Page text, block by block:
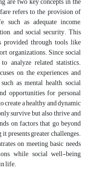
refers to the provision of
such as adequate income,
and social security. This
provided through tools like
organizations. Since social
analyze related statistics.
on the experiences and
as mental health, social
opportunities for personal
a healthy and dynamic
survive but also thrive and
on factors that go beyond
presents greater challenges.
on meeting basic needs
while social well-being
life.